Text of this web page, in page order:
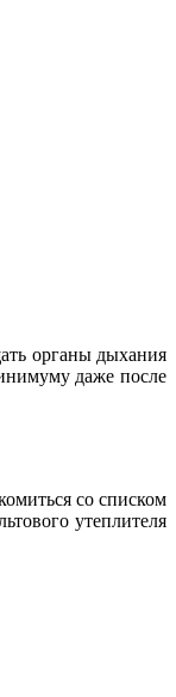
органы дыхания
даже после
со списком
утеплителя